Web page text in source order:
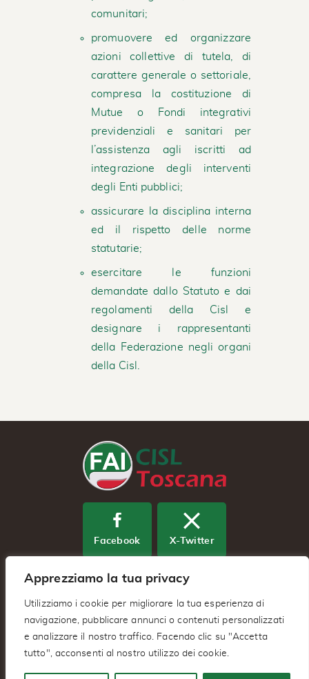
Apprezziamo la tua privacy
Utilizziamo i cookie per migliorare la tua esperienza di
navigazione, pubblicare annunci o contenuti personalizzati
e analizzare il nostro traffico. Facendo clic su "Accetta
tutto", acconsenti al nostro utilizzo dei cookie.
comunitari;
promuovere ed organizzare
azioni collettive di tutela, di
carattere generale o settoriale,
compresa la costituzione di
Mutue o Fondi integrativi
previdenziali e sanitari per
l’assistenza agli iscritti ad
integrazione degli interventi
degli Enti pubblici;
assicurare la disciplina interna
ed il rispetto delle norme
statutarie;
esercitare le funzioni
demandate dallo Statuto e dai
regolamenti della Cisl e
designare i rappresentanti
della Federazione negli organi
della Cisl.
Facebook X-Twitter
Youtube
Fai Cisl Regionale Toscana – Via
Benedetto Dei 2/A 50127 – Firenze (FI)
C.F. IT94039040483 –Privacy Policy